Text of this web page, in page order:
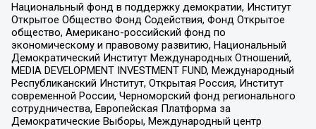
Национальный фонд в поддержку демократии, Институт
Открытое Общество Фонд Содействия, Фонд Открытое
общество, Американо-российский фонд по
экономическому и правовому развитию, Национальный
Демократический Институт Международных Отношений,
MEDIA DEVELOPMENT INVESTMENT FUND, Международный
Республиканский Институт, Открытая Россия, Институт
современной России, Черноморский фонд регионального
сотрудничества, Европейская Платформа за
Демократические Выборы, Международный центр